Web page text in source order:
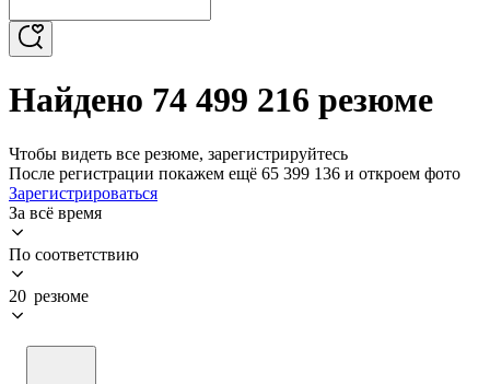
Найдено 74 499 216 резюме
Чтобы видеть все резюме, зарегистрируйтесь
После регистрации покажем ещё 65 399 136 и откроем фото
Зарегистрироваться
За всё время
По соответствию
20 резюме